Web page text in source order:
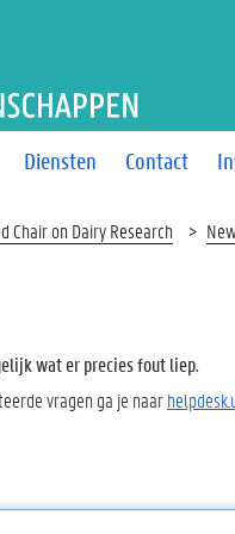
Diensten Contact
Chair on Dairy Research
wat er precies fout liep.
vragen ga je naar